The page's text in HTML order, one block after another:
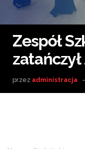
Zespół
przez administracja